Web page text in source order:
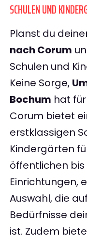
SCHULEN UND
Planst du
nach Corum
Schulen und
Keine Sorge,
Bochum hat
Corum bietet
erstklassigen
Kindergärten
öffentlichen
Einrichtungen,
Auswahl, die
Bedürfnisse
ist. Zudem